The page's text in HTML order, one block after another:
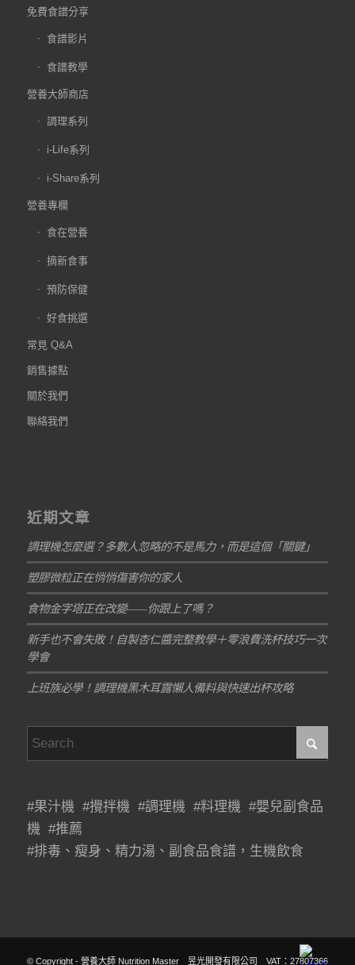
免費食譜分享
食譜影片
食譜教學
營養大師商店
調理系列
i-Life系列
i-Share系列
營養專欄
食在營養
摘新食事
預防保健
好食挑選
常見 Q&A
銷售據點
關於我們
聯絡我們
近期文章
調理機怎麼選？多數人忽略的不是馬力，而是這個「關鍵」
塑膠微粒正在悄悄傷害你的家人
食物金字塔正在改變——你跟上了嗎？
新手也不會失敗！自製杏仁醬完整教學＋零浪費洗杯技巧一次
學會
上班族必學！調理機黑木耳露懶人備料與快速出杯攻略
#果汁機 #攪拌機 #調理機 #料理機 #嬰兒副食品
機 #推薦
#排毒、瘦身、精力湯、副食品食譜，生機飲食
© Copyright - 營養大師 Nutrition Master 昱光開發有限公司 VAT：27807366